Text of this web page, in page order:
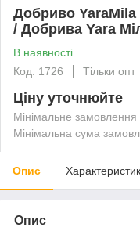
Добриво YaraMila
/ Добрива Yara
В наявності
Код: 1726
Тільки опт
Ціну уточнюйте
Мінімальне
Мінімальна сума
Опис
Опис